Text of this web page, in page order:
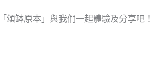
頌缽原本」與我們一起體驗及分享吧！